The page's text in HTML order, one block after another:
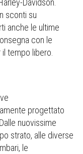
Davidson.
sconti su
anche le ultime
con le
tempo libero.
progettato
nuovissime
strato, alle diverse
le